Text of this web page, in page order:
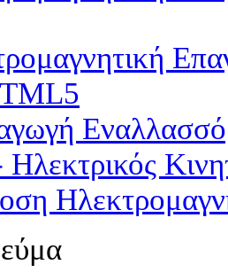
Ηλεκτρικός